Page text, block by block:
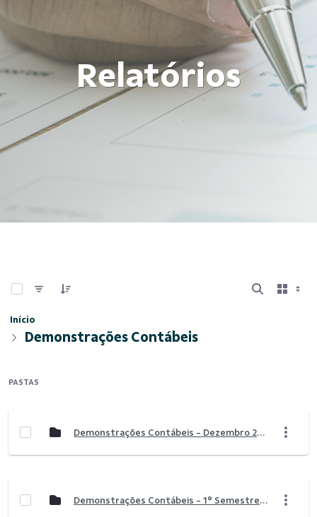
Relatórios
Início
Demonstrações Contábeis
PASTAS
Demonstrações Contábeis - Dezembro 2025
Demonstrações Contábeis - 1° Semestre 2025